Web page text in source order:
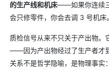
的生产线和机床——如果你连续
会只修零件，你会去调 3 号机床。
质检信号从来不只关于产出物。
——因为产出物经过了生产者才
关系不是哲学隐喻，是物理事实